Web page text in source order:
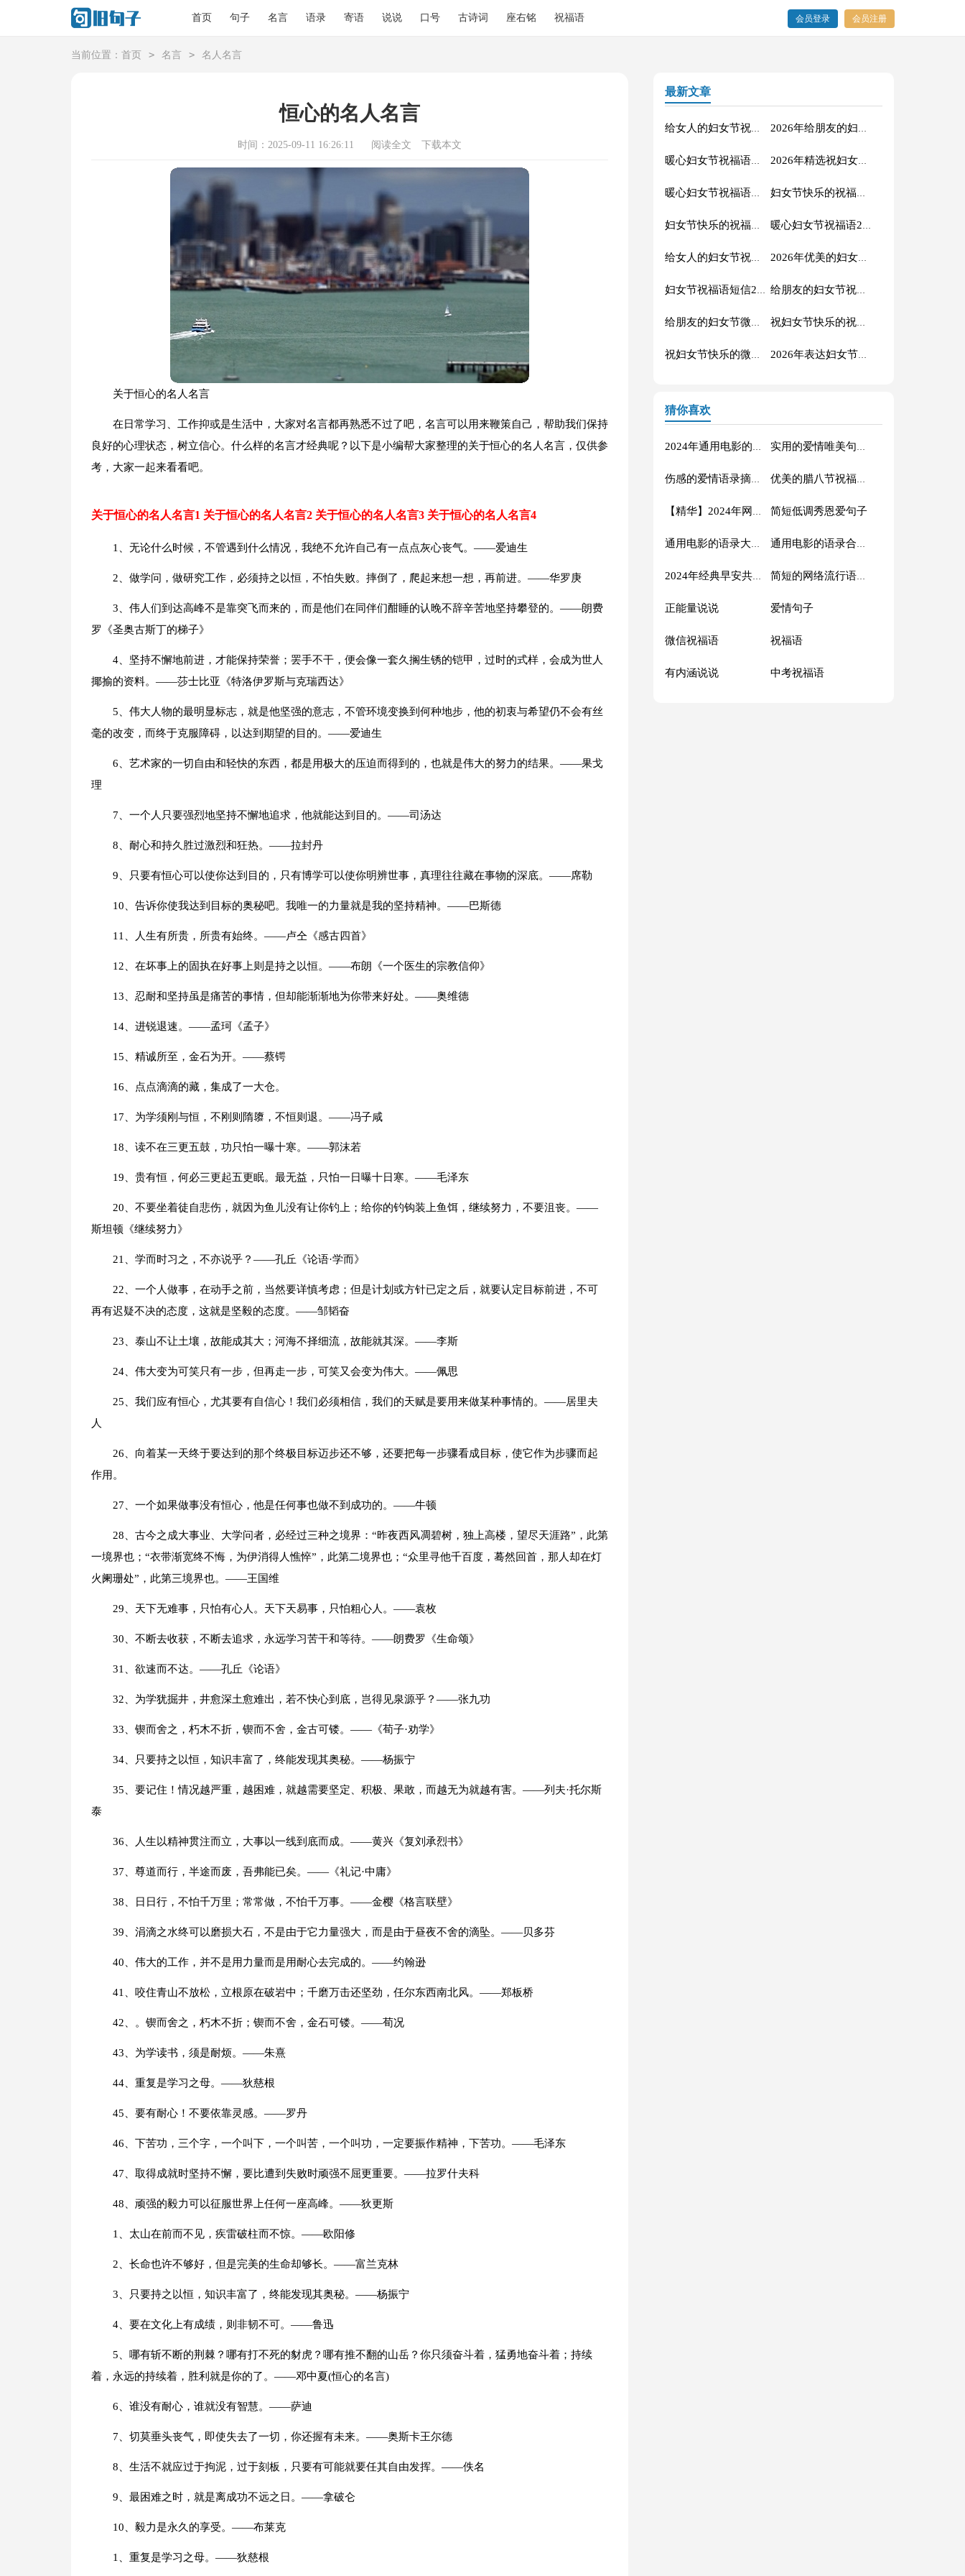
首页 句子 名言 语录 寄语 说说 口号 古诗词 座右铭 祝福语 会员登录 会员注册
当前位置： 首页 > 名言 > 名人名言
恒心的名人名言
时间：2025-09-11 16:26:11 阅读全文 下载本文
关于恒心的名人名言
在日常学习、工作抑或是生活中，大家对名言都再熟悉不过了吧，名言可以用来鞭策自己，帮助我们保持
良好的心理状态，树立信心。什么样的名言才经典呢？以下是小编帮大家整理的关于恒心的名人名言，仅供参
考，大家一起来看看吧。
关于恒心的名人名言1
1、无论什么时候，不管遇到什么情况，我绝不允许自己有一点点灰心丧气。——爱迪生
2、做学问，做研究工作，必须持之以恒，不怕失败。摔倒了，爬起来想一想，再前进。——华罗庚
3、伟人们到达高峰不是靠突飞而来的，而是他们在同伴们酣睡的认晚不辞辛苦地坚持攀登的。——朗费
罗《圣奥古斯丁的梯子》
4、坚持不懈地前进，才能保持荣誉；罢手不干，便会像一套久搁生锈的铠甲，过时的式样，会成为世人
揶揄的资料。——莎士比亚《特洛伊罗斯与克瑞西达》
5、伟大人物的最明显标志，就是他坚强的意志，不管环境变换到何种地步，他的初衷与希望仍不会有丝
毫的改变，而终于克服障碍，以达到期望的目的。——爱迪生
6、艺术家的一切自由和轻快的东西，都是用极大的压迫而得到的，也就是伟大的努力的结果。——果戈
理
7、一个人只要强烈地坚持不懈地追求，他就能达到目的。——司汤达
8、耐心和持久胜过激烈和狂热。——拉封丹
9、只要有恒心可以使你达到目的，只有博学可以使你明辨世事，真理往往藏在事物的深底。——席勒
10、告诉你使我达到目标的奥秘吧。我唯一的力量就是我的坚持精神。——巴斯德
11、人生有所贵，所贵有始终。——卢仝《感古四首》
12、在坏事上的固执在好事上则是持之以恒。——布朗《一个医生的宗教信仰》
13、忍耐和坚持虽是痛苦的事情，但却能渐渐地为你带来好处。——奥维德
14、进锐退速。——孟珂《孟子》
15、精诚所至，金石为开。——蔡锷
16、点点滴滴的藏，集成了一大仓。
17、为学须刚与恒，不刚则隋隳，不恒则退。——冯子咸
18、读不在三更五鼓，功只怕一曝十寒。——郭沫若
19、贵有恒，何必三更起五更眠。最无益，只怕一日曝十日寒。——毛泽东
20、不要坐着徒自悲伤，就因为鱼儿没有让你钓上；给你的钓钩装上鱼饵，继续努力，不要沮丧。——
斯坦顿《继续努力》
21、学而时习之，不亦说乎？——孔丘《论语·学而》
22、一个人做事，在动手之前，当然要详慎考虑；但是计划或方针已定之后，就要认定目标前进，不可
再有迟疑不决的态度，这就是坚毅的态度。——邹韬奋
23、泰山不让土壤，故能成其大；河海不择细流，故能就其深。——李斯
24、伟大变为可笑只有一步，但再走一步，可笑又会变为伟大。——佩思
25、我们应有恒心，尤其要有自信心！我们必须相信，我们的天赋是要用来做某种事情的。——居里夫
人
26、向着某一天终于要达到的那个终极目标迈步还不够，还要把每一步骤看成目标，使它作为步骤而起
作用。
27、一个如果做事没有恒心，他是任何事也做不到成功的。——牛顿
28、古今之成大事业、大学问者，必经过三种之境界：“昨夜西风凋碧树，独上高楼，望尽天涯路”，此第
一境界也；“衣带渐宽终不悔，为伊消得人憔悴”，此第二境界也；“众里寻他千百度，蓦然回首，那人却在灯
火阑珊处”，此第三境界也。——王国维
29、天下无难事，只怕有心人。天下天易事，只怕粗心人。——袁枚
30、不断去收获，不断去追求，永远学习苦干和等待。——朗费罗《生命颂》
31、欲速而不达。——孔丘《论语》
32、为学犹掘井，井愈深土愈难出，若不快心到底，岂得见泉源乎？——张九功
33、锲而舍之，朽木不折，锲而不舍，金古可镂。——《荀子·劝学》
34、只要持之以恒，知识丰富了，终能发现其奥秘。——杨振宁
35、要记住！情况越严重，越困难，就越需要坚定、积极、果敢，而越无为就越有害。——列夫·托尔斯
泰
36、人生以精神贯注而立，大事以一线到底而成。——黄兴《复刘承烈书》
37、尊道而行，半途而废，吾弗能已矣。——《礼记·中庸》
38、日日行，不怕千万里；常常做，不怕千万事。——金樱《格言联壁》
39、涓滴之水终可以磨损大石，不是由于它力量强大，而是由于昼夜不舍的滴坠。——贝多芬
40、伟大的工作，并不是用力量而是用耐心去完成的。——约翰逊
41、咬住青山不放松，立根原在破岩中；千磨万击还坚劲，任尔东西南北风。——郑板桥
42、。锲而舍之，朽木不折；锲而不舍，金石可镂。——荀况
43、为学读书，须是耐烦。——朱熹
44、重复是学习之母。——狄慈根
45、要有耐心！不要依靠灵感。——罗丹
46、下苦功，三个字，一个叫下，一个叫苦，一个叫功，一定要振作精神，下苦功。——毛泽东
47、取得成就时坚持不懈，要比遭到失败时顽强不屈更重要。——拉罗什夫科
48、顽强的毅力可以征服世界上任何一座高峰。——狄更斯
关于恒心的名人名言2
1、太山在前而不见，疾雷破柱而不惊。——欧阳修
2、长命也许不够好，但是完美的生命却够长。——富兰克林
3、只要持之以恒，知识丰富了，终能发现其奥秘。——杨振宁
4、要在文化上有成绩，则非韧不可。——鲁迅
5、哪有斩不断的荆棘？哪有打不死的豺虎？哪有推不翻的山岳？你只须奋斗着，猛勇地奋斗着；持续
着，永远的持续着，胜利就是你的了。——邓中夏(恒心的名言)
6、谁没有耐心，谁就没有智慧。——萨迪
7、切莫垂头丧气，即使失去了一切，你还握有未来。——奥斯卡王尔德
8、生活不就应过于拘泥，过于刻板，只要有可能就要任其自由发挥。——佚名
9、最困难之时，就是离成功不远之日。——拿破仑
10、毅力是永久的享受。——布莱克
关于恒心的名人名言3
1、重复是学习之母。——狄慈根
关于恒心的名人名言4
最新文章
猜你喜欢
2024年通用电影的语录摘录88条 实用的爱情唯美句子汇编56条
伤感的爱情语录摘录81条 优美的腊八节祝福语71条
【精华】2024年网络流行的语录摘录32句 简短低调秀恩爱句子
通用电影的语录大汇总88条 通用电影的语录合集70条
2024年经典早安共勉句子短信汇总41句 简短的网络流行语录摘录50句
正能量说说 爱情句子
微信祝福语 祝福语
有内涵说说 中考祝福语